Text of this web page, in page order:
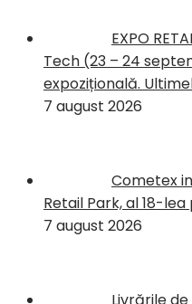
EXPO
Tech (23 – 24
expozițională.
7 august 2026
Cometex
Retail Park, al 18-
7 august 2026
Livrările